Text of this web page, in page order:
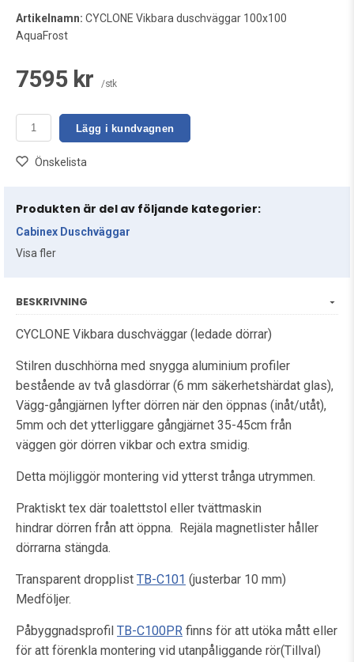
Artikelnamn: CYCLONE Vikbara duschväggar 100x100
AquaFrost
7595 kr /stk
Lägg i kundvagnen
Önskelista
Produkten är del av följande kategorier:
Cabinex Duschväggar
Visa fler
BESKRIVNING
CYCLONE Vikbara duschväggar (ledade dörrar)
Stilren duschhörna med snygga aluminium profiler
bestående av två glasdörrar (6 mm säkerhetshärdat glas),
Vägg-gångjärnen lyfter dörren när den öppnas (inåt/utåt),
5mm och det ytterliggare gångjärnet 35-45cm från
väggen gör dörren vikbar och extra smidig.
Detta möjliggör montering vid ytterst trånga utrymmen.
Praktiskt tex där toalettstol eller tvättmaskin
hindrar dörren från att öppna. Rejäla magnetlister håller
dörrarna stängda.
Transparent dropplist TB-C101 (justerbar 10 mm)
Medföljer.
Påbyggnadsprofil TB-C100PR finns för att utöka mått eller
för att förenkla montering vid utanpåliggande rör(Tillval)